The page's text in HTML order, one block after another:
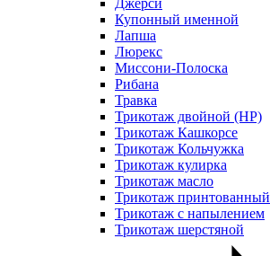
Джерси
Купонный именной
Лапша
Люрекс
Миссони-Полоска
Рибана
Травка
Трикотаж двойной (НР)
Трикотаж Кашкорсе
Трикотаж Кольчужка
Трикотаж кулирка
Трикотаж масло
Трикотаж принтованный
Трикотаж с напылением
Трикотаж шерстяной